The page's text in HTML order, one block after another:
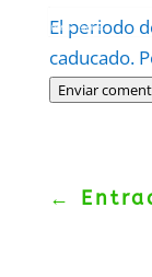
El periodo
caducado.
Enviar
Politica–Términos.
←